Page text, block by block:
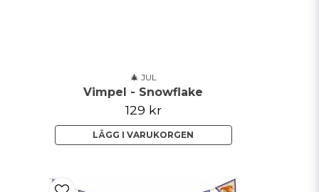
🎄 JUL
Vimpel - Snowflake
129 kr
LÄGG I VARUKORGEN